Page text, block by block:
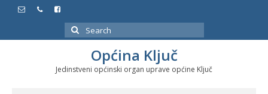
Search
for:
Općina Ključ
Jedinstveni općinski organ uprave općine Ključ